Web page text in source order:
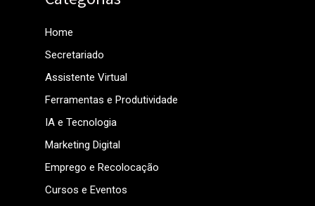
Home
Secretariado
Assistente Virtual
Ferramentas e Produtividade
IA e Tecnologia
Marketing Digital
Emprego e Recolocação
Cursos e Eventos